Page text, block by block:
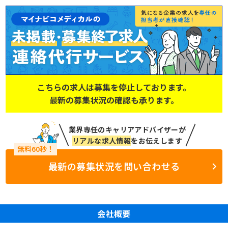
こちらの求人は募集を停止しております。
最新の募集状況の確認も承ります。
業界専任のキャリアアドバイザーが
リアルな求人情報をお伝えします
最新の募集状況を問い合わせる
会社概要